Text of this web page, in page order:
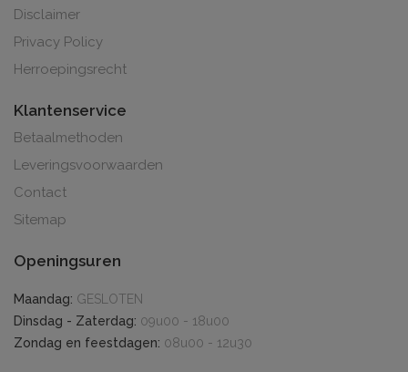
Disclaimer
Privacy Policy
Herroepingsrecht
Klantenservice
Betaalmethoden
Leveringsvoorwaarden
Contact
Sitemap
Openingsuren
Maandag: GESLOTEN
Dinsdag - Zaterdag: 09u00 - 18u00
Zondag en feestdagen: 08u00 - 12u30